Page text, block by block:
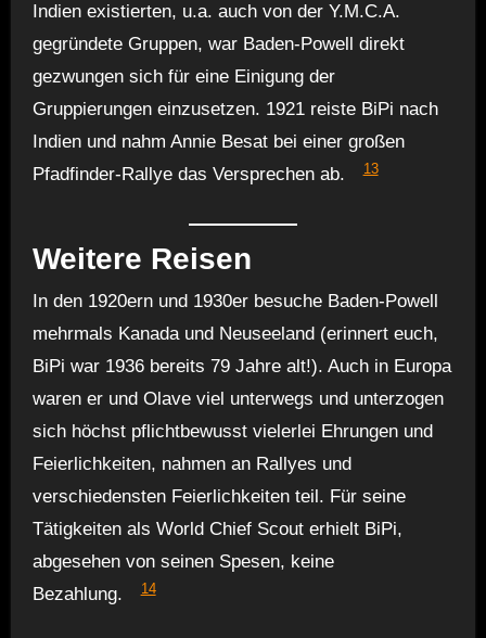
Indien existierten, u.a. auch von der Y.M.C.A.
gegründete Gruppen, war Baden-Powell direkt
gezwungen sich für eine Einigung der
Gruppierungen einzusetzen. 1921 reiste BiPi nach
Indien und nahm Annie Besat bei einer großen
Pfadfinder-Rallye das Versprechen ab.
13
Weitere Reisen
In den 1920ern und 1930er besuche Baden-Powell
mehrmals Kanada und Neuseeland (erinnert euch,
BiPi war 1936 bereits 79 Jahre alt!). Auch in Europa
waren er und Olave viel unterwegs und unterzogen
sich höchst pflichtbewusst vielerlei Ehrungen und
Feierlichkeiten, nahmen an Rallyes und
verschiedensten Feierlichkeiten teil. Für seine
Tätigkeiten als World Chief Scout erhielt BiPi,
abgesehen von seinen Spesen, keine
Bezahlung.
14